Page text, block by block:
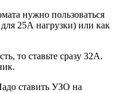
нужно пользоваться
25А нагрузки) или как
то ставьте сразу 32А.
ставить УЗО на